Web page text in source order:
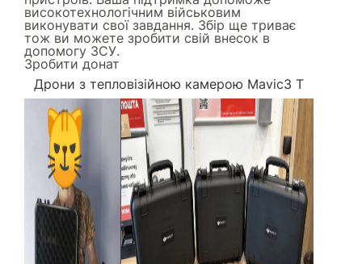
високотехнологічним військовим
виконувати свої завдання. Збір ще триває
тож ви можете зробити свій внесок в
допомогу ЗСУ.
Зробити донат
Дрони з тепловізійною камерою Mavic3 Т